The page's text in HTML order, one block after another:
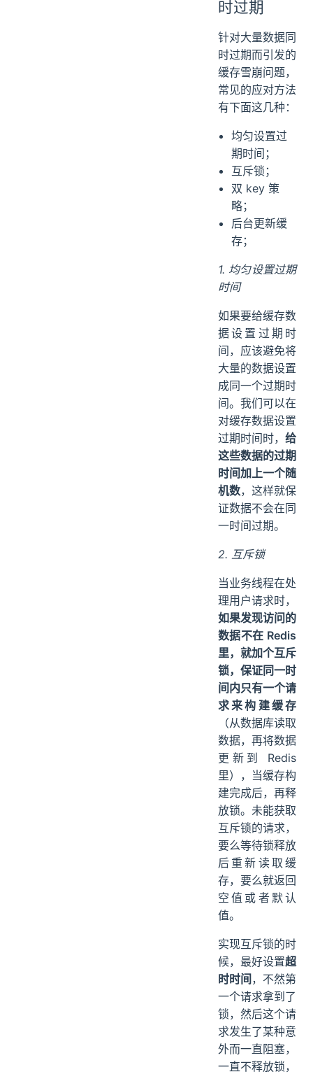
时过期
针对大量数据同
时过期而引发的
缓存雪崩问题，
常见的应对方法
有下面这几种：
均匀设置过
期时间；
互斥锁；
双 key 策
略；
后台更新缓
存；
1. 均匀设置过期
时间
如果要给缓存数
据设置过期时
间，应该避免将
大量的数据设置
成同一个过期时
间。我们可以在
对缓存数据设置
过期时间时， 给
这些数据的过期
时间加上一个随
机数，这样就保
证数据不会在同
一时间过期。
2. 互斥锁
当业务线程在处
理用户请求时，
如果发现访问的
数据不在 Redis
里，就加个互斥
锁，保证同一时
间内只有一个请
求来构建缓存
（从数据库读取
数据，再将数据
更新到 Redis
里），当缓存构
建完成后，再释
放锁。未能获取
互斥锁的请求，
要么等待锁释放
后重新读取缓
存，要么就返回
空值或者默认
值。
实现互斥锁的时
候，最好设置超
时时间，不然第
一个请求拿到了
锁，然后这个请
求发生了某种意
外而一直阻塞，
一直不释放锁，